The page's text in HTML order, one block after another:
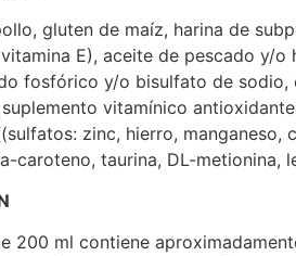
gluten de maíz, harina de
E), aceite de pescado y/
fosfórico y/o bisulfato de
vitamínico antioxidante
zinc, hierro,
caroteno, taurina, DL-metionina,
200 ml contiene